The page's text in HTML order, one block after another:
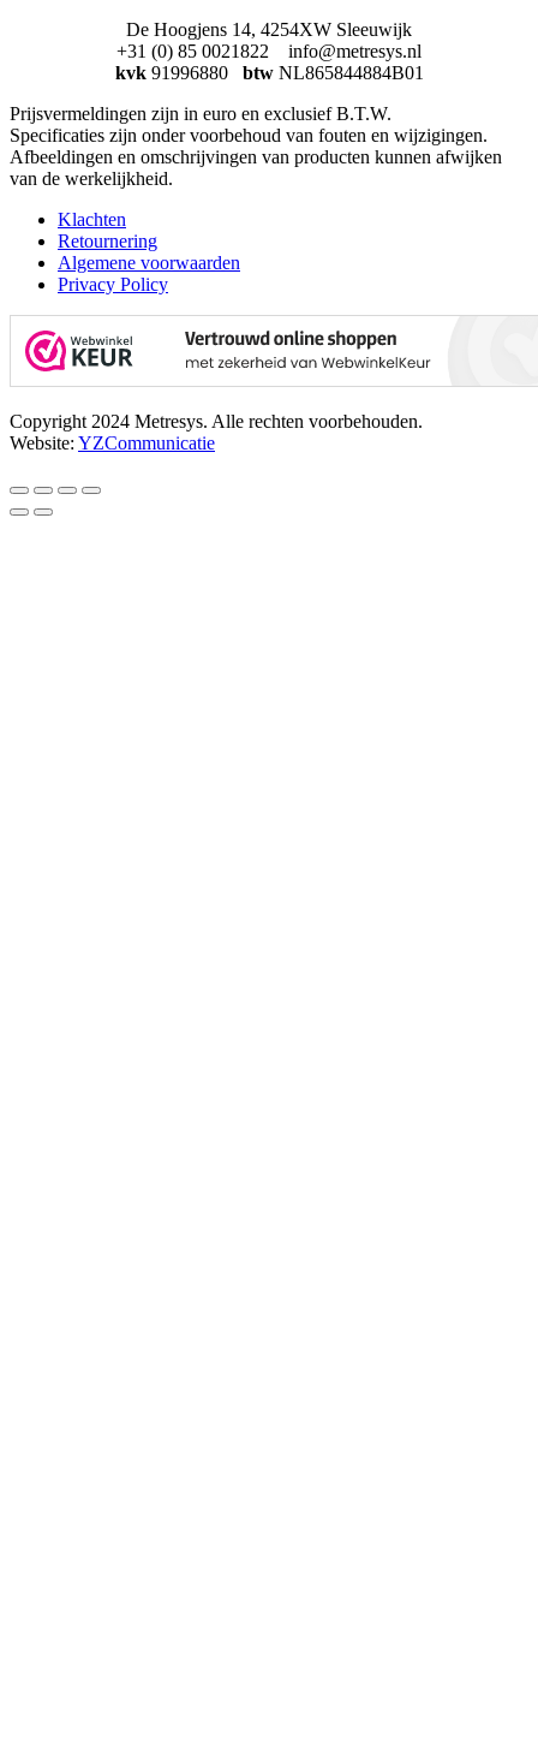
De Hoogjens 14, 4254XW Sleeuwijk
+31 (0) 85 0021822 info@metresys.nl
kvk 91996880 btw NL865844884B01
Prijsvermeldingen zijn in euro en exclusief B.T.W.
Specificaties zijn onder voorbehoud van fouten en wijzigingen.
Afbeeldingen en omschrijvingen van producten kunnen afwijken
van de werkelijkheid.
Klachten
Retournering
Algemene voorwaarden
Privacy Policy
Copyright 2024 Metresys. Alle rechten voorbehouden.
Website: YZCommunicatie